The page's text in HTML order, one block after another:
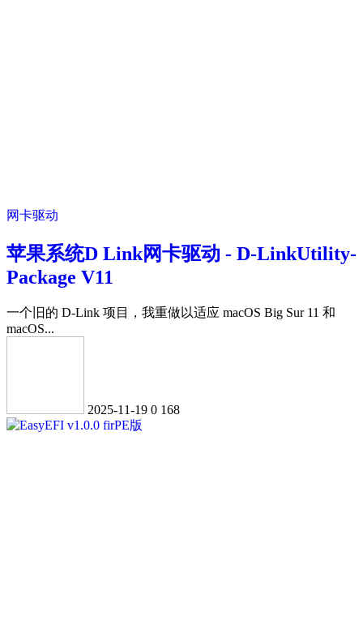
网卡驱动
苹果系统D Link网卡驱动 - D-LinkUtility-
Package V11
一个旧的 D-Link 项目，我重做以适应 macOS Big Sur 11 和
macOS...
2025-11-19 0 168